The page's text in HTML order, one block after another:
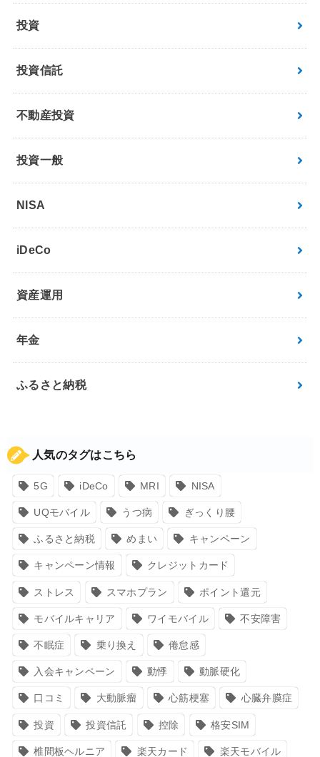
投資
投資信託
不動産投資
投資一般
NISA
iDeCo
資産運用
年金
ふるさと納税
人気のタグはこちら
5G iDeCo MRI NISA
UQモバイル うつ病 ぎっくり腰
ふるさと納税 めまい キャンペーン
キャンペーン情報 クレジットカード
ストレス スマホプラン ポイント還元
モバイルキャリア ワイモバイル 不安障害
不眠症 乗り換え 倦怠感
入会キャンペーン 動悸 動脈硬化
口コミ 大動脈瘤 心筋梗塞 心臓弁膜症
投資 投資信託 控除 格安SIM
椎間板ヘルニア 楽天カード 楽天モバイル